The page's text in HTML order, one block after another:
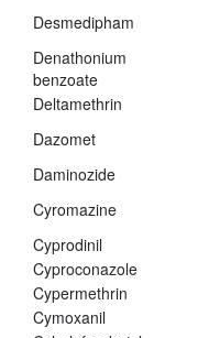
Desmedipham
Denathonium
benzoate
Deltamethrin
Dazomet
Daminozide
Cyromazine
Cyprodinil
Cyproconazole
Cypermethrin
Cymoxanil